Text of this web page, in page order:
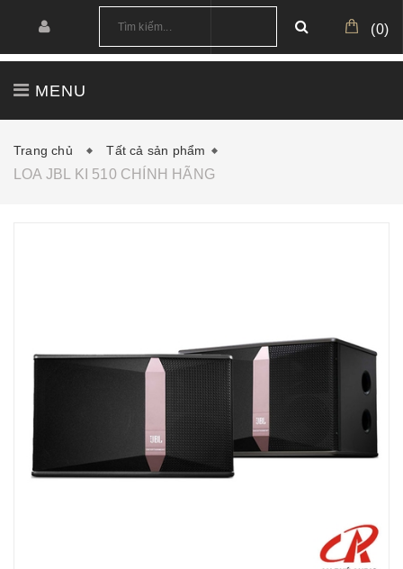
(0)
MENU
Trang chủ Tất cả sản phẩm
LOA JBL KI 510 CHÍNH HÃNG